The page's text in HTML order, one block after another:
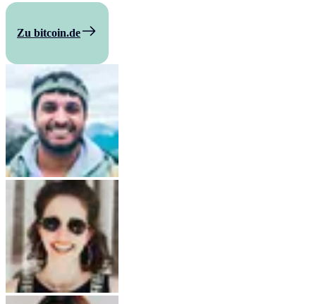
Zu bitcoin.de